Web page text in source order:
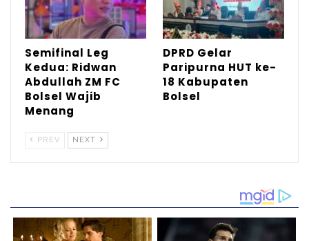
menyerahkan piagam penghargaan kepada
pemenang lomba desa dan sertifikat
kepada masyarakat. Dalam momentum
Semifinal Leg
Kedua: Ridwan
Abdullah ZM FC
Bolsel Wajib
Menang
DPRD Gelar
Paripurna HUT ke-
18 Kabupaten
Bolsel
PREV NEXT